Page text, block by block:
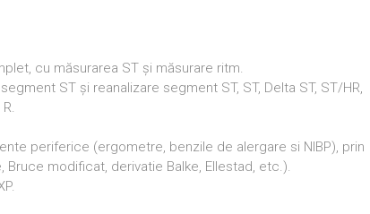
cu măsurarea ST și măsurare ritm.
ST și reanalizare segment ST, ST, Delta ST, ST/HR,
periferice (ergometre, benzile de alergare si NIBP), prin
modificat, derivatie Balke, Ellestad, etc.).